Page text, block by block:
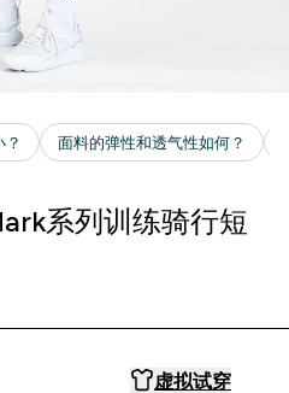
系列训练骑行短
虚拟试穿